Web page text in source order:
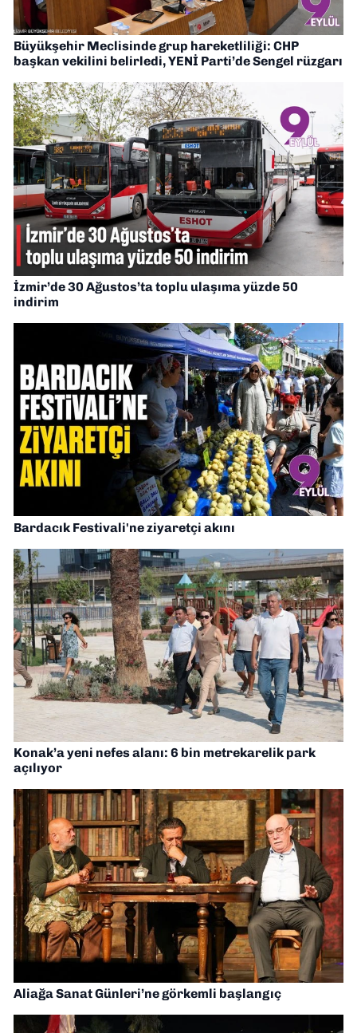
Büyükşehir Meclisinde grup hareketliliği: CHP
başkan vekilini belirledi, YENİ Parti’de Sengel rüzgarı
İzmir’de 30 Ağustos’ta toplu ulaşıma yüzde 50
indirim
Bardacık Festivali'ne ziyaretçi akını
Konak’a yeni nefes alanı: 6 bin metrekarelik park
açılıyor
Aliağa Sanat Günleri’ne görkemli başlangıç